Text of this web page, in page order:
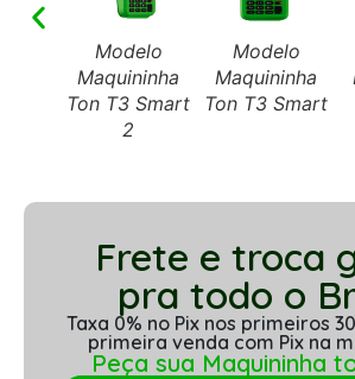
Modelo
Maquininha
Ton T3 Smart
2
Modelo
Maquininha
Ton T3 Smart
Frete e troca
pra todo o
Taxa 0% no Pix nos primeiros
primeira venda com Pix na
Peça sua Maquininha